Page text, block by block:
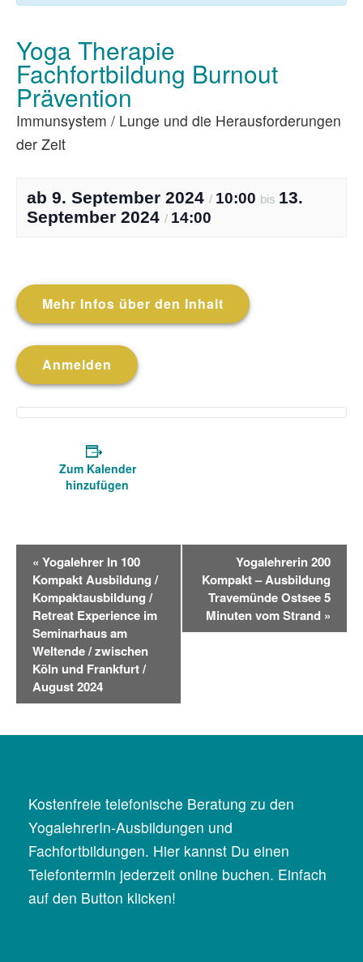
Yoga Therapie
Fachfortbildung Burnout
Prävention
Immunsystem / Lunge und die Herausforderungen
der Zeit
9. September 2024 / 10:00 bis 13.
September 2024 / 14:00
Mehr Infos über den Inhalt
Anmelden
Zum Kalender
hinzufügen
t
« Yogalehrer In 100
Kompakt Ausbildung /
Kompaktausbildung /
Retreat Experience im
Seminarhaus am
Weltende / zwischen
Köln und Frankfurt /
August 2024
Yogalehrerin 200
Kompakt – Ausbildung
Travemünde Ostsee 5
Minuten vom Strand »
Kostenfreie telefonische Beratung zu den
YogalehrerIn-Ausbildungen und
Fachfortbildungen. Hier kannst Du einen
Telefontermin jederzeit online buchen. Einfach
auf den Button klicken!